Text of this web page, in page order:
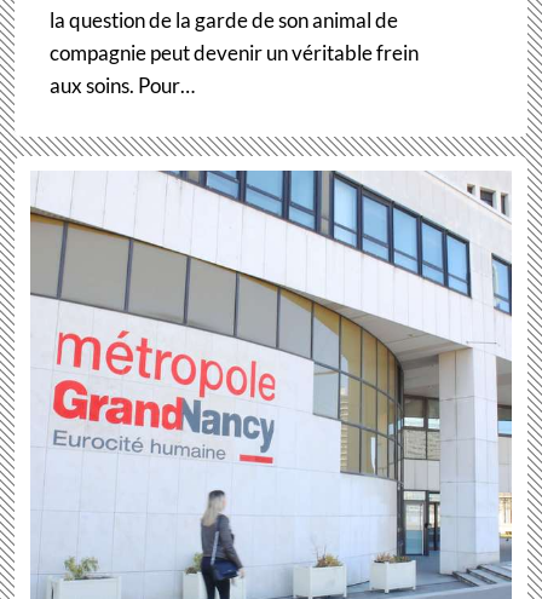
la question de la garde de son animal de
compagnie peut devenir un véritable frein
aux soins. Pour…